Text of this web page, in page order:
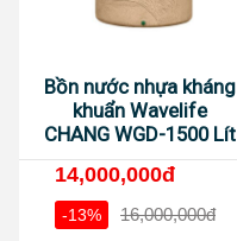
Bồn nước nhựa kháng
khuẩn Wavelife
CHANG WGD-1500 Lít
14,000,000đ
-13% 16,000,000đ